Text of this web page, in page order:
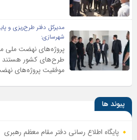
مدیرکل دفتر طرح‌ریزی و
شهرسازی:
پروژه‌های نهضت ملی
طرح‌های کشور هستند
موفقیت پروژه‌های
پیوند ها
پایگاه اطلاع رسانی دفتر مقام معظم رهبری